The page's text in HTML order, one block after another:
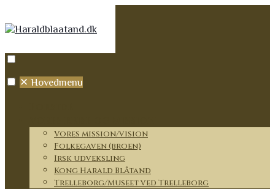
✕ Hovedmenu
Vores mission/vision
Folkegaven (broen)
Irsk udveksling
Kong Harald Blåtand
Trelleborg/Museet ved Trelleborg